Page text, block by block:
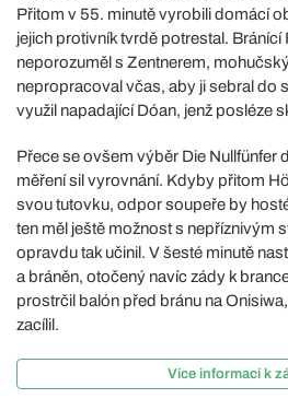
Přitom v 55. minutě vyrobili domácí
jejich protivník tvrdě potrestal. Bránící
neporozuměl s Zentnerem,
nepropracoval včas, aby ji sebral do
využil napadající Dóan, jenž posléze
Přece se ovšem výběr Die Nullfünfer
měření sil vyrovnání. Kdyby přitom
svou tutovku, odpor soupeře by
ten měl ještě možnost s nepříznivým
opravdu tak učinil. V šesté minutě
a bráněn, otočený navíc zády k
prostrčil balón před bránu na
zacílil.
Více informací k